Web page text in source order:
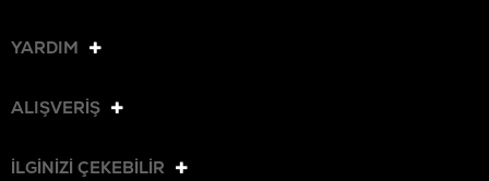
YARDIM
ALIŞVERİŞ
İLGİNİZİ ÇEKEBİLİR